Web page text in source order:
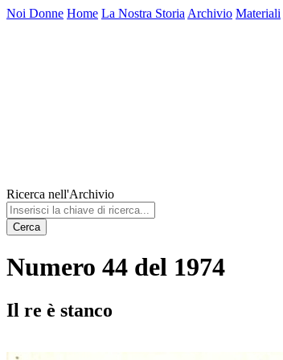
Noi Donne Home La Nostra Storia Archivio Materiali
Ricerca nell'Archivio
Cerca
Numero 44 del 1974
Il re è stanco